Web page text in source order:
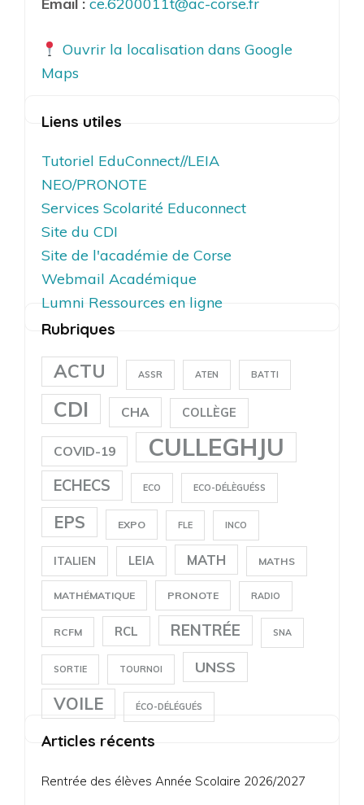
Ouvrir la localisation dans Google
Maps
Liens utiles
Tutoriel EduConnect//LEIA
NEO/PRONOTE
Services Scolarité Educonnect
Site du CDI
Site de l'académie de Corse
Webmail Académique
Lumni Ressources en ligne
Rubriques
ACTU ASSR ATEN BATTI
CDI CHA COLLÈGE
COVID-19 CULLEGHJU
ECHECS ECO ECO-DÉLÈGUÉSS
EPS EXPO FLE INCO
ITALIEN LEIA MATH MATHS
MATHÉMATIQUE PRONOTE RADIO
RCFM RCL RENTRÉE SNA
SORTIE TOURNOI UNSS
VOILE ÉCO-DÉLÉGUÉS
Articles récents
Rentrée des élèves Année Scolaire 2026/2027